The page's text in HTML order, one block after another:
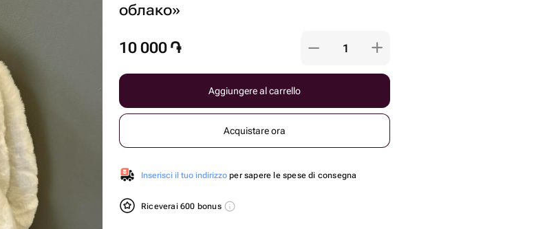
облако»
10 000 ֏
Aggiungere al carrello
Acquistare ora
Inserisci il tuo indirizzo per sapere le spese di consegna
Riceverai 600 bonus